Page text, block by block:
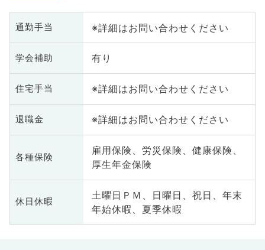
通勤手当 ※詳細はお問い合わせください
学会補助 有り
住宅手当 ※詳細はお問い合わせください
退職金 ※詳細はお問い合わせください
各種保険
雇用保険、労災保険、健康保険、
厚生年金保険
休日休暇
土曜日ＰＭ、日曜日、祝日、年末
年始休暇、夏季休暇